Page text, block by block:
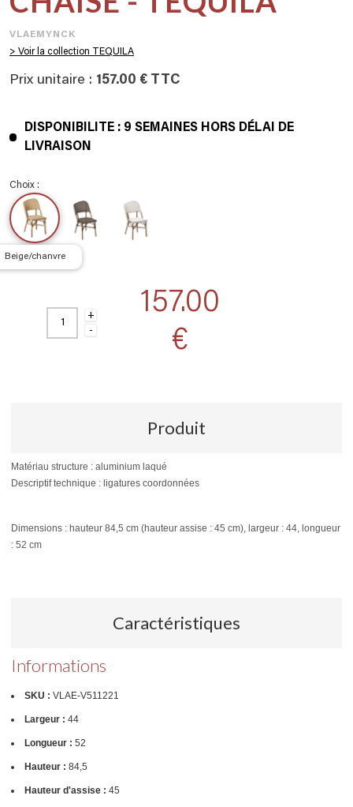
VLAEMYNCK
> Voir la collection TEQUILA
Prix unitaire : 157.00 € TTC
DISPONIBILITE : 9 SEMAINES HORS DÉLAI DE
LIVRAISON
Choix :
beige/chanvre
+
-
157.00
€
Produit
Matériau structure : aluminium laqué
Descriptif technique : ligatures coordonnées
Dimensions : hauteur 84,5 cm (hauteur assise : 45 cm), largeur : 44, longueur
: 52 cm
Caractéristiques
Informations
SKU : VLAE-V511221
Largeur : 44
Longueur : 52
Hauteur : 84,5
Hauteur d'assise : 45